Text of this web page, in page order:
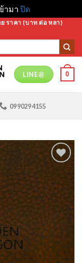
ามา ปิด
ราคา (บาท ต่อ หลา)
LINE@ 0
0990294155
Add to
Wishlist